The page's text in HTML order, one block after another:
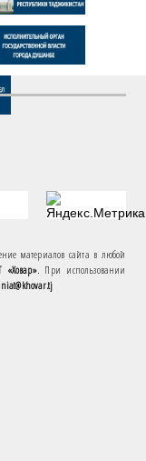
материалов сайта в любой
«Ховар». При использовании
niat@khovar.tj